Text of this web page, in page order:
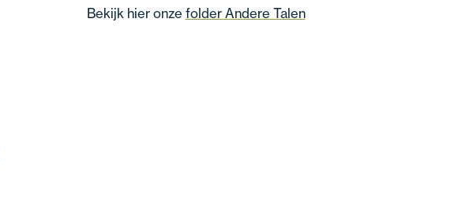
Bekijk hier onze folder Andere Talen